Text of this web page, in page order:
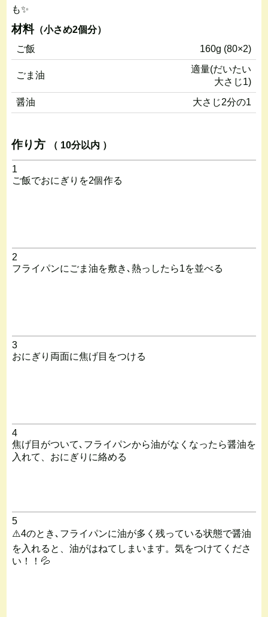
も✨
材料（小さめ2個分）
ご飯
160g (80×2)
ごま油
適量(だいたい
大さじ1)
醤油
大さじ2分の1
作り方 （ 10分以内 ）
1
ご飯でおにぎりを2個作る
2
フライパンにごま油を敷き､熱っしたら1を並べる
3
おにぎり両面に焦げ目をつける
4
焦げ目がついて､フライパンから油がなくなったら醤油を
入れて、おにぎりに絡める
5
⚠️4のとき､フライパンに油が多く残っている状態で醤油
を入れると、油がはねてしまいます。気をつけてくださ
い！！💦